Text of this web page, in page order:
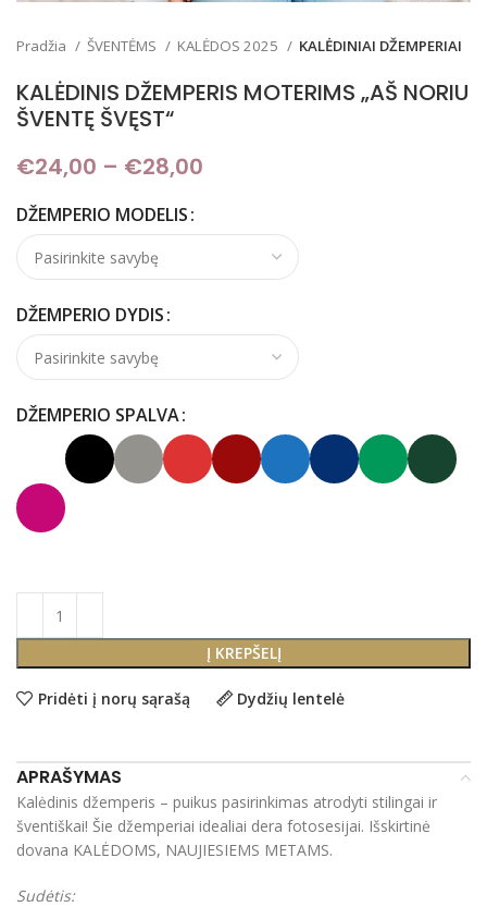
Pradžia ŠVENTĖMS KALĖDOS 2025 KALĖDINIAI DŽEMPERIAI
KALĖDINIS DŽEMPERIS MOTERIMS „AŠ NORIU
ŠVENTĘ ŠVĘST“
€24,00 – €28,00
DŽEMPERIO MODELIS
DŽEMPERIO DYDIS
DŽEMPERIO SPALVA
Į KREPŠELĮ
Pridėti į norų sąrašą Dydžių lentelė
APRAŠYMAS
Kalėdinis džemperis – puikus pasirinkimas atrodyti stilingai ir
šventiškai! Šie džemperiai idealiai dera fotosesijai. Išskirtinė
dovana KALĖDOMS, NAUJIESIEMS METAMS.
Sudėtis: